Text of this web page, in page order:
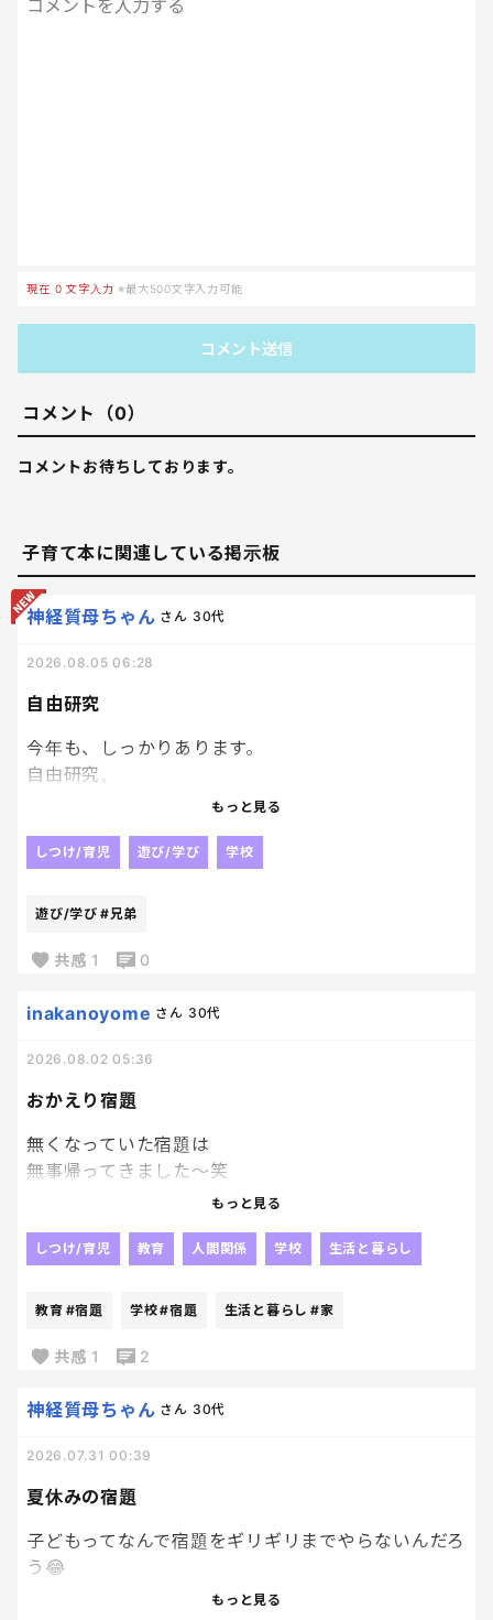
現在 0 文字入力 ※最大500文字入力可能
コメント送信
コメント（0）
コメントお待ちしております。
子育て本に関連している掲示板
自由研究
神経質母ちゃん さん 30代
2026.08.05 06:28
今年も、しっかりあります。
自由研究。
去年は、兄弟揃ってアリの巣がどのように作られる
い🥹🥹
もっと見る
しつけ/育児 遊び/学び 学校
遊び/学び #兄弟
共感 1 0
おかえり宿題
inakanoyome さん 30代
2026.08.02 05:36
無くなっていた宿題は
無事帰ってきました～笑
やっぱり人の「見た」とか
じゃないかなぁ～って思っていた通り、
2日後に
毎日荷物開けないパターンね！？笑
良いんだけどね！！
なんでも再確認は大事！！
もっと見る
しつけ/育児 教育 人間関係 学校 生活と暮らし
教育 #宿題 学校#宿題 生活と暮らし #家
共感 1 2
夏休みの宿題
神経質母ちゃん さん 30代
2026.07.31 00:39
子どもってなんで宿題をギリギリまでやらないんだろ
う😂
もっと見る